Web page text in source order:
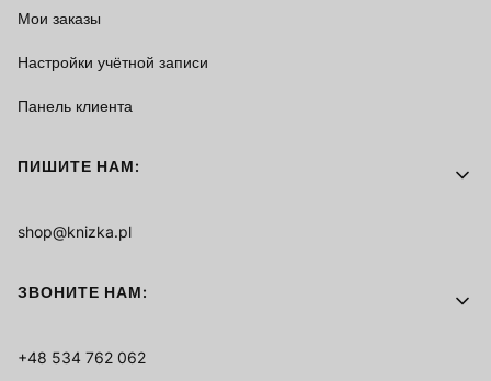
Мои заказы
Настройки учётной записи
Панель клиента
ПИШИТЕ НАМ:
shop@knizka.pl
ЗВОНИТЕ НАМ:
+48 534 762 062